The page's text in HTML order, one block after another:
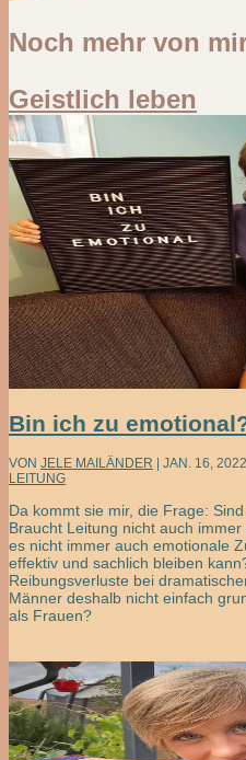
Noch mehr von
Geistlich leben
Bin ich zu
VON JELE MAILÄNDER JAN. 16, 2022
LEITUNG
Da kommt sie mir, die Frage:
Braucht Leitung nicht auch
es nicht immer auch emotionale
effektiv und sachlich bleiben
Reibungsverluste bei
Männer deshalb nicht einfach
als Frauen?